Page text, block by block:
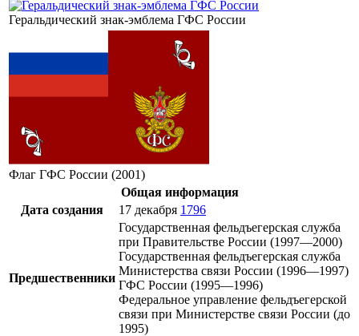
Геральдический знак-эмблема ГФС России
Флаг ГФС России (2001)
Общая информация
Дата создания
17 декабря 1796
Предшественники
Государственная фельдъегерская служба
при Правительстве России (1997—2000)
Государственная фельдъегерская служба
Министерства связи России (1996—1997)
ГФС России (1995—1996)
Федеральное управление фельдъегерской
связи при Министерстве связи России (до
1995)